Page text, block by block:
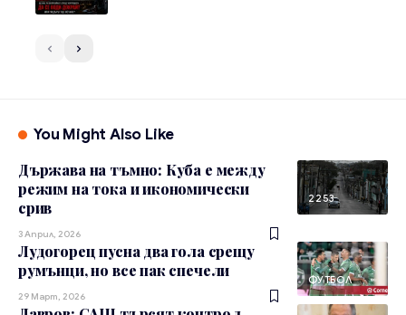
You Might Also Like
2253
Държава на тъмно: Куба е между
режим на тока и икономически
срив
3 Април, 2026
ФУТБОЛ
Лудогорец пусна два гола срещу
румънци, но все пак спечели
29 Март, 2026